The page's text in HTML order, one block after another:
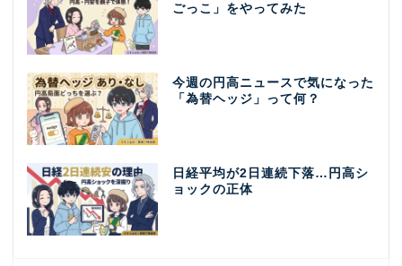
ごっこ」をやってみた
今週の円高ニュースで気になった
「為替ヘッジ」って何？
日経平均が2日連続下落…円高シ
ョックの正体